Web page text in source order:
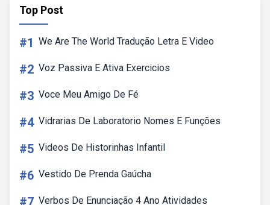
Top Post
#1 We Are The World Tradução Letra E Video
#2 Voz Passiva E Ativa Exercicios
#3 Voce Meu Amigo De Fé
#4 Vidrarias De Laboratorio Nomes E Funções
#5 Videos De Historinhas Infantil
#6 Vestido De Prenda Gaúcha
#7 Verbos De Enunciação 4 Ano Atividades